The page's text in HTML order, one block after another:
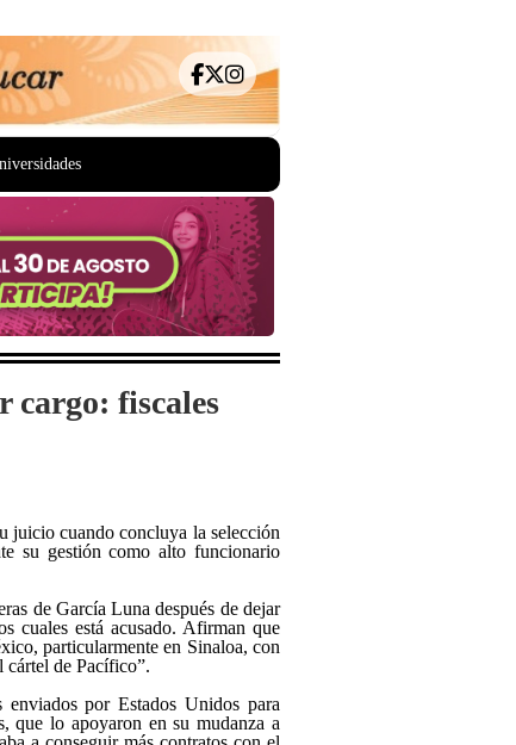
cargo: fiscales
juicio cuando concluya la selección
su gestión como alto funcionario
de García Luna después de dejar
cuales está acusado. Afirman que
particularmente en Sinaloa, con
cártel de Pacífico .
enviados por Estados Unidos para
que lo apoyaron en su mudanza a